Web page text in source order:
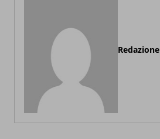
Redazione